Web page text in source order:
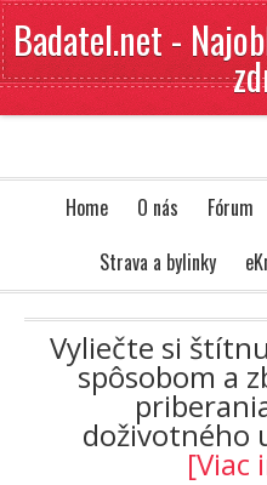
Badatel.net -
Home O nás Fórum
Strava a bylinky
Vyliečte si
spôsobom a
doživotného
[Viac